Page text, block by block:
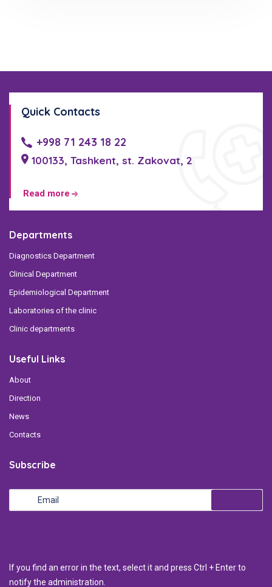
Quick Contacts
+998 71 243 18 22
100133, Tashkent, st. Zakovat, 2
Read more
Departments
Diagnostics Department
Clinical Department
Epidemiological Department
Laboratories of the clinic
Clinic departments
Useful Links
About
Direction
News
Contacts
Subscribe
If you find an error in the text, select it and press Ctrl + Enter to
notify the administration.